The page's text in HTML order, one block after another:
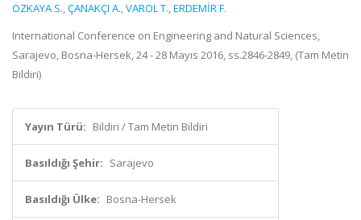
ÖZKAYA S.,ÇANAKÇI A.,VAROL T.,ERDEMİR F.
International Conference on Engineering and Natural Sciences,
Sarajevo, Bosna-Hersek, 24 - 28 Mayıs 2016, ss.2846-2849, (Tam Metin
Bildiri)
Yayın Türü: Bildiri / Tam Metin Bildiri
Basıldığı Şehir: Sarajevo
Basıldığı Ülke: Bosna-Hersek